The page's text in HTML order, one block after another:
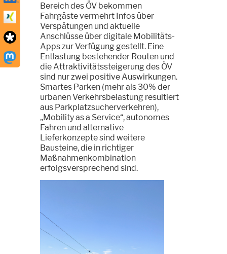
Bereich des ÖV bekommen
Fahrgäste vermehrt Infos über
Verspätungen und aktuelle
Anschlüsse über digitale Mobilitäts-
Apps zur Verfügung gestellt. Eine
Entlastung bestehender Routen und
die Attraktivitätssteigerung des ÖV
sind nur zwei positive Auswirkungen.
Smartes Parken (mehr als 30% der
urbanen Verkehrsbelastung resultiert
aus Parkplatzsucherverkehren),
„Mobility as a Service“, autonomes
Fahren und alternative
Lieferkonzepte sind weitere
Bausteine, die in richtiger
Maßnahmenkombination
erfolgsversprechend sind.